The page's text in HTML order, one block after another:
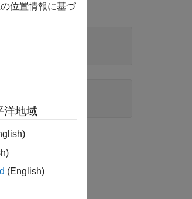
位置情報に基づ
洋地域
(English)